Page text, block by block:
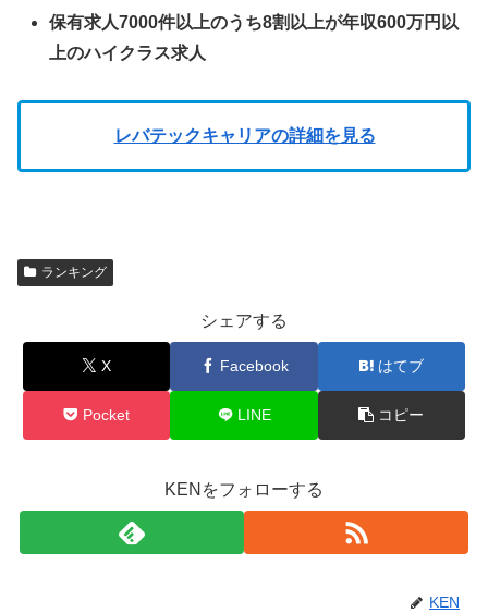
保有求人7000件以上のうち8割以上が年収600万円以
上のハイクラス求人
レバテックキャリアの詳細を見る
ランキング
シェアする
X Facebook はてブ
Pocket LINE コピー
KENをフォローする
KEN